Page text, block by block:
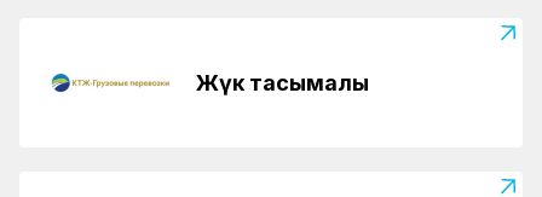
Жүк тасымалы